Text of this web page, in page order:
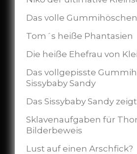
Das volle
Tom´s heiße Phantasien
Die heiße Ehefrau von
Das vollgepisste
Sissybaby Sandy
Das Sissybaby Sandy
Sklavenaufgaben für
Bilderbeweis
Lust auf einen Arschfick?